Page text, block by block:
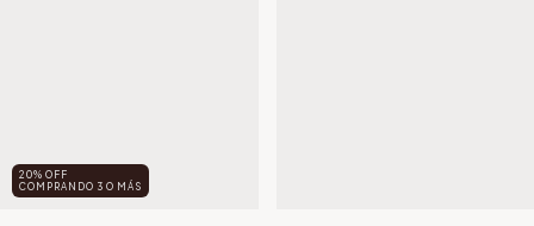
20% OFF
COMPRANDO 3 O MÁS